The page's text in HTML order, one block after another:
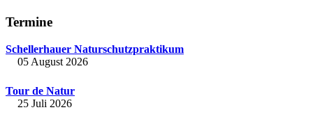
Termine
Schellerhauer Naturschutzpraktikum
05 August 2026
Tour de Natur
25 Juli 2026